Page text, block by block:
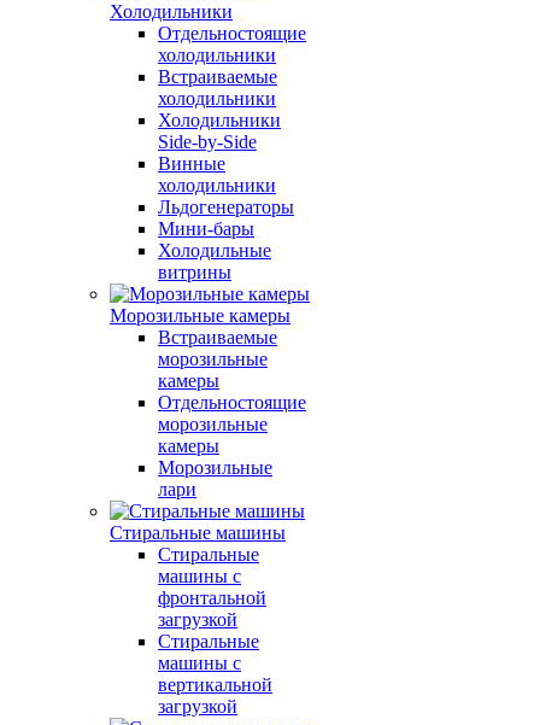
Холодильники
Отдельностоящие
холодильники
Встраиваемые
холодильники
Холодильники
Side-by-Side
Винные
холодильники
Льдогенераторы
Мини-бары
Холодильные
витрины
Морозильные камеры
Встраиваемые
морозильные
камеры
Отдельностоящие
морозильные
камеры
Морозильные
лари
Стиральные машины
Стиральные
машины с
фронтальной
загрузкой
Стиральные
машины с
вертикальной
загрузкой